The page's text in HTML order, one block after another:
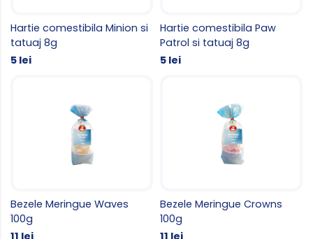
Hartie comestibila Minion si
tatuaj 8g
5 lei
Hartie comestibila Paw
Patrol si tatuaj 8g
5 lei
Bezele Meringue Waves
100g
Bezele Meringue Crowns
100g